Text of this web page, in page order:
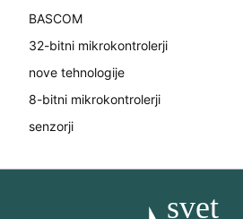
BASCOM
32-bitni mikrokontrolerji
nove tehnologije
8-bitni mikrokontrolerji
senzorji